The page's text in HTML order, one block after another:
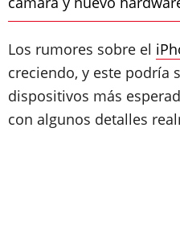
Los rumores sobre el
creciendo, y este podría
dispositivos más
con algunos detalles